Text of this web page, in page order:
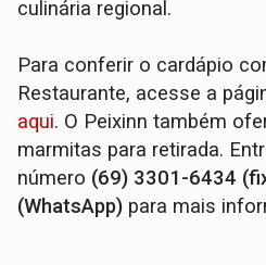
culinária regional.
Para conferir o cardápio
Restaurante, acesse a
aqui. O Peixinn também
marmitas para retirada.
número (69) 3301-6434
(WhatsApp) para mais